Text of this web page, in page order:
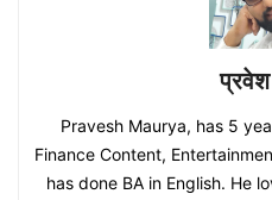
प्रवेश
Pravesh Maurya, has 5
Finance Content,
has done BA in English. He